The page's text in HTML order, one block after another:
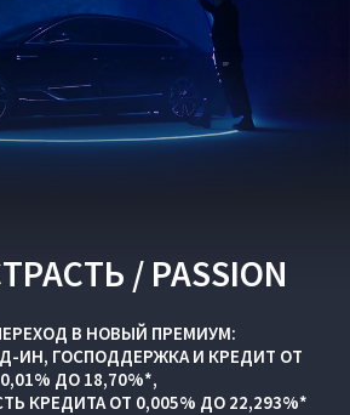
/ PASSION
В НОВЫЙ ПРЕМИУМ:
ИН, ГОСПОДДЕРЖКАИ КРЕДИТ ОТ
0,01% ДО 18,70%*,
КРЕДИТА ОТ 0,005% ДО 22,293%*